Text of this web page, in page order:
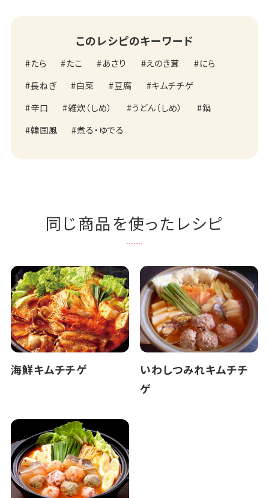
このレシピのキーワード
たら たこ あさり えのき茸
にら
長ねぎ
白菜 豆腐
キムチチゲ
辛口
雑炊（しめ） うどん（しめ）
鍋
韓国風
煮る・ゆでる
同じ商品を使ったレシピ
海鮮キムチチゲ
いわしつみれキムチチ
ゲ